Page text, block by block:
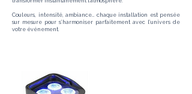
Couleurs, intensité, ambiance… chaque installation est pensée
sur mesure pour s’harmoniser parfaitement avec l’univers de
votre événement.